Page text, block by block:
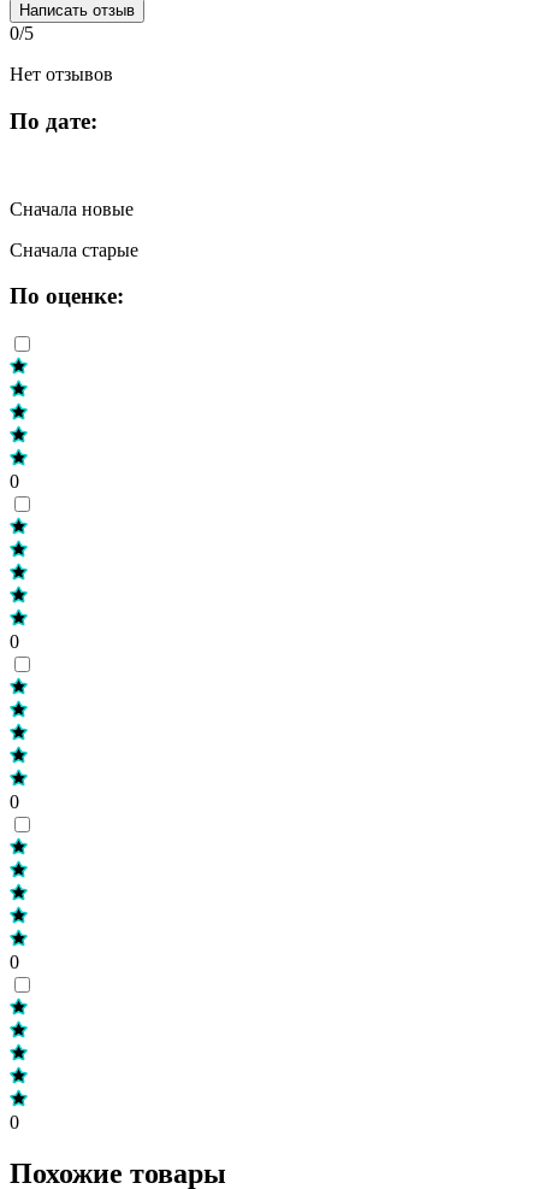
Написать отзыв
0/5
Нет отзывов
По дате:
Сначала новые
Сначала старые
По оценке:
0
0
0
0
0
Похожие товары